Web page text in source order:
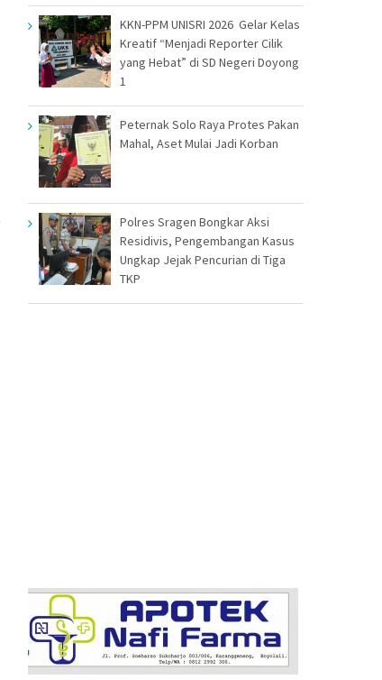
KKN-PPM UNISRI 2026 Gelar Kelas
Kreatif “Menjadi Reporter Cilik
yang Hebat” di SD Negeri Doyong
1
Peternak Solo Raya Protes Pakan
Mahal, Aset Mulai Jadi Korban
Polres Sragen Bongkar Aksi
Residivis, Pengembangan Kasus
Ungkap Jejak Pencurian di Tiga
TKP